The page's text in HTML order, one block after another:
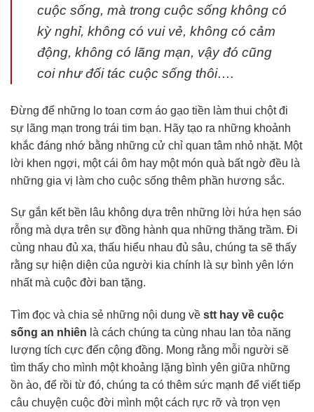
cuộc sống, mà trong cuộc sống không có
kỳ nghỉ, không có vui vẻ, không có cảm
động, không có lãng mạn, vậy đó cũng
coi như đối tác cuộc sống thôi….
Đừng để những lo toan cơm áo gạo tiền làm thui chột đi
sự lãng mạn trong trái tim bạn. Hãy tạo ra những khoảnh
khắc đáng nhớ bằng những cử chỉ quan tâm nhỏ nhặt. Một
lời khen ngợi, một cái ôm hay một món quà bất ngờ đều là
những gia vị làm cho cuộc sống thêm phần hương sắc.
Sự gắn kết bền lâu không dựa trên những lời hứa hẹn sáo
rỗng mà dựa trên sự đồng hành qua những thăng trầm. Đi
cùng nhau đủ xa, thấu hiểu nhau đủ sâu, chúng ta sẽ thấy
rằng sự hiện diện của người kia chính là sự bình yên lớn
nhất mà cuộc đời ban tặng.
Tìm đọc và chia sẻ những nội dung về stt hay về cuộc
sống an nhiên là cách chúng ta cùng nhau lan tỏa năng
lượng tích cực đến cộng đồng. Mong rằng mỗi người sẽ
tìm thấy cho mình một khoảng lặng bình yên giữa những
ồn ào, để rồi từ đó, chúng ta có thêm sức mạnh để viết tiếp
câu chuyện cuộc đời mình một cách rực rỡ và trọn vẹn